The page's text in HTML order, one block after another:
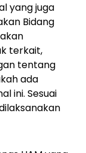
yang juga
Bidang
terkait,
tentang
ada
ini. Sesuai